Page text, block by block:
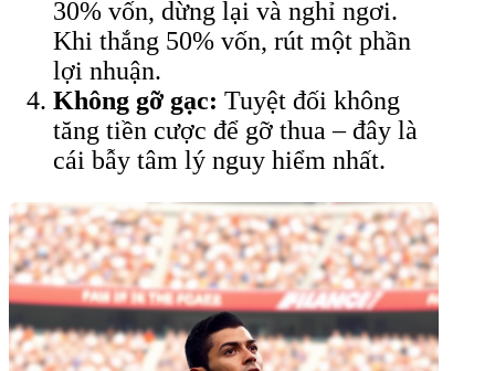
30% vốn, dừng lại và nghỉ ngơi.
Khi thắng 50% vốn, rút một phần
lợi nhuận.
Không gỡ gạc: Tuyệt đối không
tăng tiền cược để gỡ thua – đây là
cái bẫy tâm lý nguy hiểm nhất.